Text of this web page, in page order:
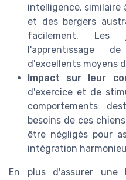
intelligence, similaire
et des bergers
facilement.
l'apprentissage
d'excellents moyens
Impact sur leur
d'exercice et de
comportements
besoins de ces
être négligés pour
intégration
En plus d'assurer une